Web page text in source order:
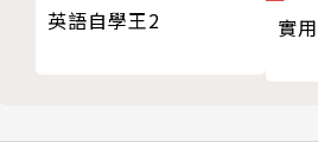
活動
英語自學王2 實